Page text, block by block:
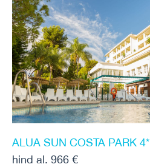
ALUA SUN COSTA PARK 4*
hind al. 966 €